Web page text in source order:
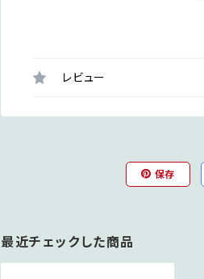
レビュー
保存
最近チェックした商品